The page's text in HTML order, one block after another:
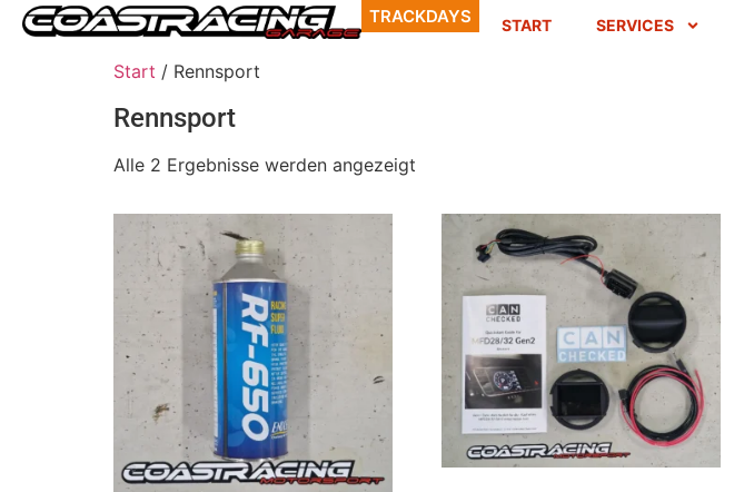
TRACKDAYS START SERVICES
Start / Rennsport
Rennsport
Alle 2 Ergebnisse werden angezeigt